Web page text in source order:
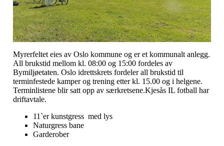
Myrerfeltet eies av Oslo kommune og er et kommunalt anlegg.
All brukstid mellom kl. 08:00 og 15:00 fordeles av
Bymiljøetaten. Oslo idrettskrets fordeler all brukstid til
terminfestede kamper og trening etter kl. 15.00 og i helgene.
Terminlistene blir satt opp av særkretsene.Kjesås IL fotball har
driftavtale.
11`er kunstgress med lys
Naturgress bane
Garderober